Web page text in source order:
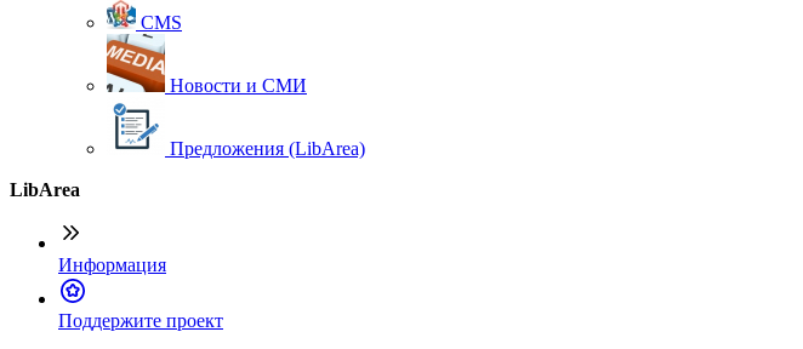
CMS
Новости и СМИ
Предложения (LibArea)
LibArea
Информация
Поддержите проект